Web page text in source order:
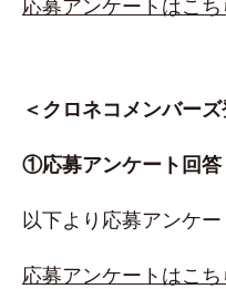
応募アンケートはこち
＜クロネコメンバー
①応募アンケート回答
以下より応募アンケー
応募アンケートはこち